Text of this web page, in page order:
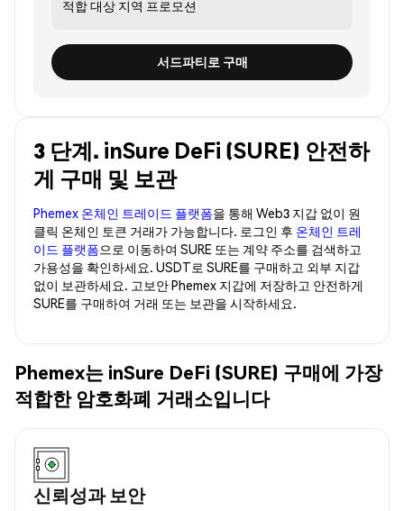
적합 대상 지역 프로모션
서드파티로 구매
3 단계. inSure DeFi (SURE) 안전하
게 구매 및 보관
Phemex 온체인 트레이드 플랫폼을 통해 Web3 지갑 없이 원
클릭 온체인 토큰 거래가 가능합니다. 로그인 후 온체인 트레
이드 플랫폼으로 이동하여 SURE 또는 계약 주소를 검색하고
가용성을 확인하세요. USDT로 SURE를 구매하고 외부 지갑
없이 보관하세요. 고보안 Phemex 지갑에 저장하고 안전하게
SURE를 구매하여 거래 또는 보관을 시작하세요.
Phemex는 inSure DeFi (SURE) 구매에 가장
적합한 암호화폐 거래소입니다
신뢰성과 보안